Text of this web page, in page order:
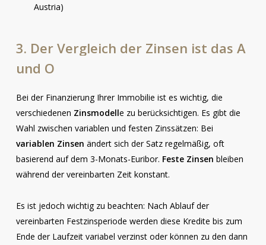
Austria)
3. Der Vergleich der Zinsen ist das A
und O
Bei der Finanzierung Ihrer Immobilie ist es wichtig, die
verschiedenen Zinsmodelle zu berücksichtigen. Es gibt die
Wahl zwischen variablen und festen Zinssätzen: Bei
variablen Zinsen ändert sich der Satz regelmäßig, oft
basierend auf dem 3-Monats-Euribor. Feste Zinsen bleiben
während der vereinbarten Zeit konstant.
Es ist jedoch wichtig zu beachten: Nach Ablauf der
vereinbarten Festzinsperiode werden diese Kredite bis zum
Ende der Laufzeit variabel verzinst oder können zu den dann